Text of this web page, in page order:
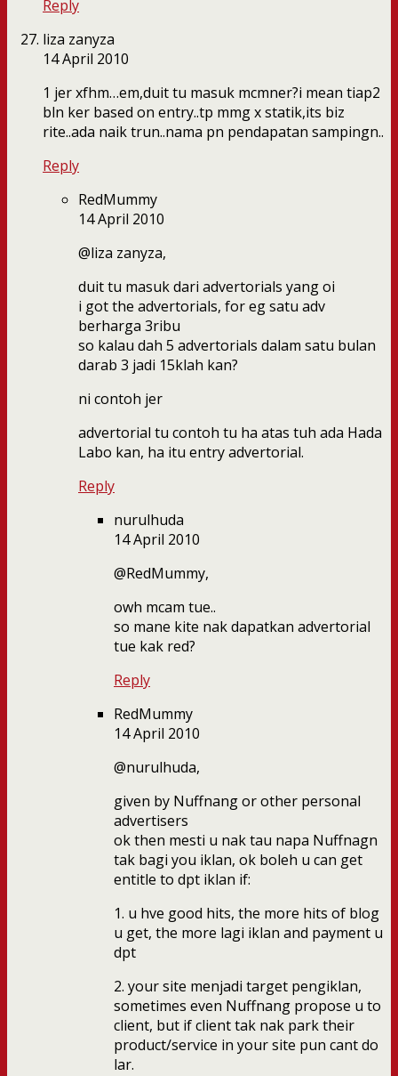
Reply
liza zanyza
14 April 2010
1 jer xfhm…em,duit tu masuk mcmner?i mean tiap2
bln ker based on entry..tp mmg x statik,its biz
rite..ada naik trun..nama pn pendapatan sampingn..
Reply
RedMummy
14 April 2010
@liza zanyza,
duit tu masuk dari advertorials yang oi
i got the advertorials, for eg satu adv
berharga 3ribu
so kalau dah 5 advertorials dalam satu bulan
darab 3 jadi 15klah kan?
ni contoh jer
advertorial tu contoh tu ha atas tuh ada Hada
Labo kan, ha itu entry advertorial.
Reply
nurulhuda
14 April 2010
@RedMummy,
owh mcam tue..
so mane kite nak dapatkan advertorial
tue kak red?
Reply
RedMummy
14 April 2010
@nurulhuda,
given by Nuffnang or other personal
advertisers
ok then mesti u nak tau napa Nuffnagn
tak bagi you iklan, ok boleh u can get
entitle to dpt iklan if:
1. u hve good hits, the more hits of blog
u get, the more lagi iklan and payment u
dpt
2. your site menjadi target pengiklan,
sometimes even Nuffnang propose u to
client, but if client tak nak park their
product/service in your site pun cant do
lar.